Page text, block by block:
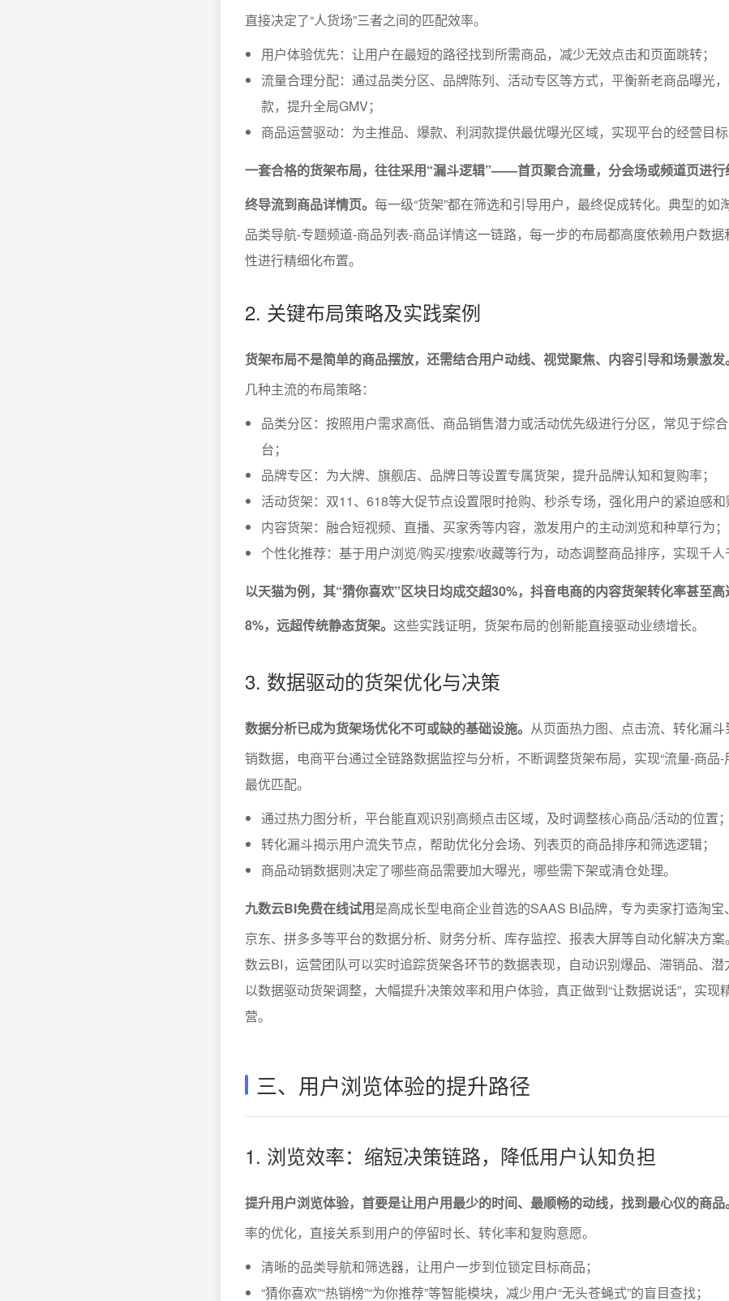
直接决定了“人货场”三者之间的匹配效率。
用户体验优先：让用户在最短的路径找到所需商品，减少无效点击和页面跳转；
流量合理分配：通过品类分区、品牌陈列、活动专区等方式，平衡新老商品曝光
款，提升全局GMV；
商品运营驱动：为主推品、爆款、利润款提供最优曝光区域，实现平台的经营目标
一套合格的货架布局，往往采用“漏斗逻辑”——首页聚合流量，分会场或频道页进行
终导流到商品详情页。 每一级“货架”都在筛选和引导用户，最终促成转化。典型的如
品类导航-专题频道-商品列表-商品详情这一链路，每一步的布局都高度依赖用户数据
性进行精细化布置。
2. 关键布局策略及实践案例
货架布局不是简单的商品摆放，还需结合用户动线、视觉聚焦、内容引导和场景激发。
几种主流的布局策略：
品类分区：按照用户需求高低、商品销售潜力或活动优先级进行分区，常见于综
台；
品牌专区：为大牌、旗舰店、品牌日等设置专属货架，提升品牌认知和复购率；
活动货架：双11、618等大促节点设置限时抢购、秒杀专场，强化用户的紧迫感和
内容货架：融合短视频、直播、买家秀等内容，激发用户的主动浏览和种草行为；
个性化推荐：基于用户浏览/购买/搜索/收藏等行为，动态调整商品排序，实现千人
以天猫为例，其“猜你喜欢”区块日均成交超30%，抖音电商的内容货架转化率甚至高
8%，远超传统静态货架。 这些实践证明，货架布局的创新能直接驱动业绩增长。
3. 数据驱动的货架优化与决策
数据分析已成为货架场优化不可或缺的基础设施。 从页面热力图、点击流、转化漏斗
销数据，电商平台通过全链路数据监控与分析，不断调整货架布局，实现“流量-商品-
最优匹配。
通过热力图分析，平台能直观识别高频点击区域，及时调整核心商品/活动的位置；
转化漏斗揭示用户流失节点，帮助优化分会场、列表页的商品排序和筛选逻辑；
商品动销数据则决定了哪些商品需要加大曝光，哪些需下架或清仓处理。
九数云BI免费在线试用是高成长型电商企业首选的SAAS BI品牌，专为卖家打造淘宝
京东、拼多多等平台的数据分析、财务分析、库存监控、报表大屏等自动化解决方
数云BI，运营团队可以实时追踪货架各环节的数据表现，自动识别爆品、滞销品、潜
以数据驱动货架调整，大幅提升决策效率和用户体验，真正做到“让数据说话”，实现
营。
三、用户浏览体验的提升路径
1. 浏览效率：缩短决策链路，降低用户认知负担
提升用户浏览体验，首要是让用户用最少的时间、最顺畅的动线，找到最心仪的商品。
率的优化，直接关系到用户的停留时长、转化率和复购意愿。
清晰的品类导航和筛选器，让用户一步到位锁定目标商品；
“猜你喜欢”“热销榜”“为你推荐”等智能模块，减少用户“无头苍蝇式”的盲目查找；